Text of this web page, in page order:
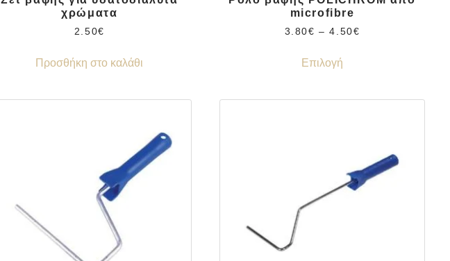
χρώματα
2.50€
Προσθήκη στο καλάθι
microfibre
3.80€ – 4.50€
Επιλογή